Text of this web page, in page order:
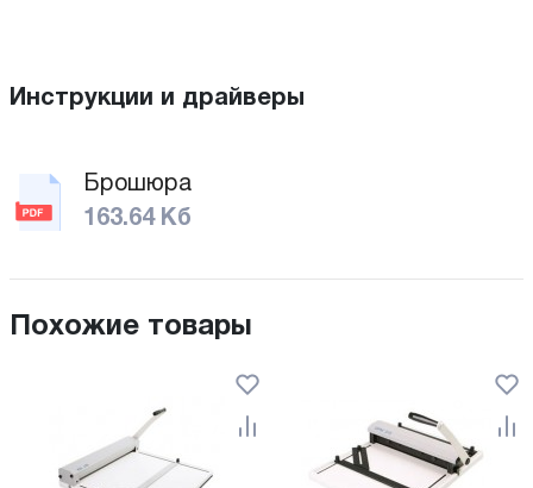
Инструкции и драйверы
Брошюра
163.64 Кб
Похожие товары